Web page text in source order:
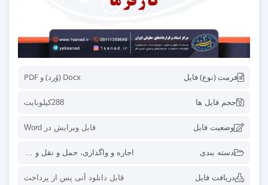
فرمت (نوع) فایل Docx (وُرد) و PDF
حجم فایل ها 288کیلوبایت
وضعیت فایل قابل ویرایش در Word
دسته بندی اجاره و واگذاری، حمل و نقل و صادرات
دریافت فایل قابل دانلود آنی پس از پرداخت